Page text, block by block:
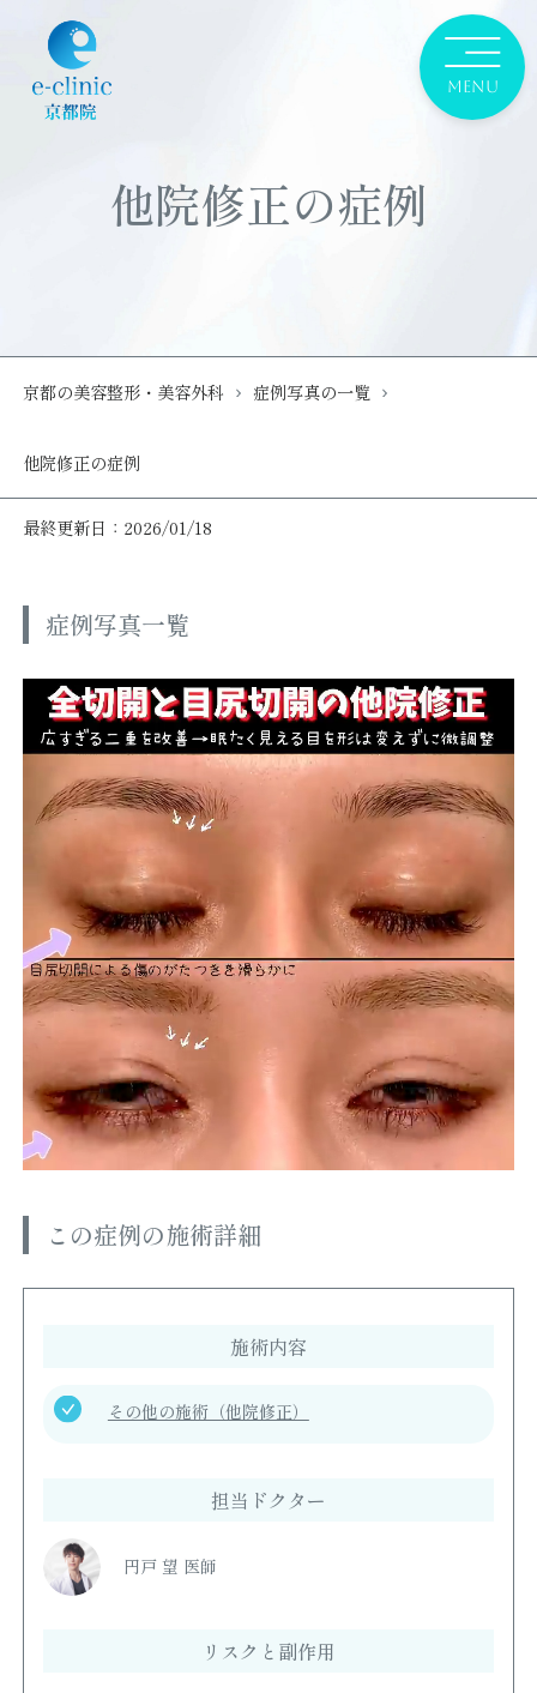
他院修正の症例
京都の美容整形・美容外科 症例写真の一覧
他院修正の症例
最終更新日：2026/01/18
症例写真一覧
この症例の施術詳細
施術内容
その他の施術（他院修正）
担当ドクター
円戸 望 医師
リスクと副作用